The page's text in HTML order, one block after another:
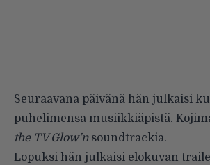
Seuraavana päivänä hän julkaisi
puhelimensa musiikkiäpistä.
the TV Glow’nsoundtrackia.
Lopuksi hän julkaisi elokuvan